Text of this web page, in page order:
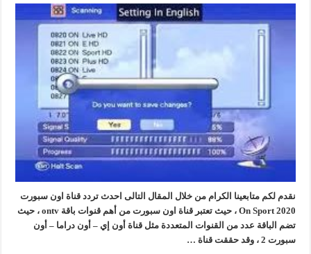
نقدم لكم متابعينا الكرام من خلال المقال التالى احدث تردد قناة اون سبورت
2020 On Sport ، حيث تعتبر قناة اون سبورت من أهم قنوات باقة ontv ، حيث
تضم الباقة عدد من القنوات المتعددة مثل قناة أون إي – أون دراما – أون
سبورت 2 ، وقد حققت قناة …